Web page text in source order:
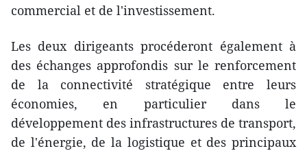
commercial et de l'investissement.
Les deux dirigeants procéderont également à
des échanges approfondis sur le renforcement
de la connectivité stratégique entre leurs
économies, en particulier dans le
développement des infrastructures de transport,
de l'énergie, de la logistique et des principaux